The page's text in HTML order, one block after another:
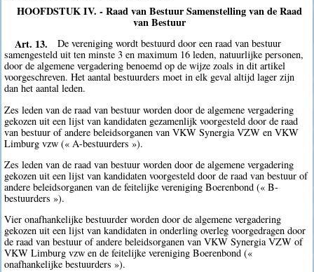
HOOFDSTUK IV. - Raad van Bestuur Samenstelling van de Raad
van Bestuur
Art. 13.
De vereniging wordt bestuurd door een raad van bestuur
samengesteld uit ten minste 3 en maximum 16 leden, natuurlijke personen,
door de algemene vergadering benoemd op de wijze zoals in dit artikel
voorgeschreven. Het aantal bestuurders moet in elk geval altijd lager zijn
dan het aantal leden.
Zes leden van de raad van bestuur worden door de algemene vergadering
gekozen uit een lijst van kandidaten gezamenlijk voorgesteld door de raad
van bestuur of andere beleidsorganen van VKW Synergia VZW en VKW
Limburg vzw (« A-bestuurders »).
Zes leden van de raad van bestuur worden door de algemene vergadering
gekozen uit een lijst van kandidaten voorgesteld door de raad van bestuur of
andere beleidsorganen van de feitelijke vereniging Boerenbond (« B-
bestuurders »).
Vier onafhankelijke bestuurder worden door de algemene vergadering
gekozen uit een lijst van kandidaten in onderling overleg voorgedragen door
de raad van bestuur of andere beleidsorganen van VKW Synergia VZW of
VKW Limburg vzw en de feitelijke vereniging Boerenbond («
onafhankelijke bestuurders »).